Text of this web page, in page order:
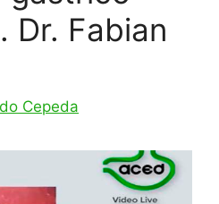
Dr. Fabian
Cepeda